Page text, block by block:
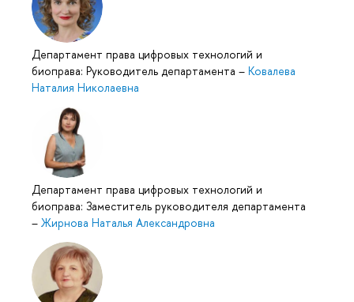
Департамент права цифровых технологий и
иоправа: Руководитель департамента – Ковалева
Наталия Николаевна
Департамент права цифровых технологий и
иоправа: Заместитель руководителя департамента
– Жирнова Наталья Александровна